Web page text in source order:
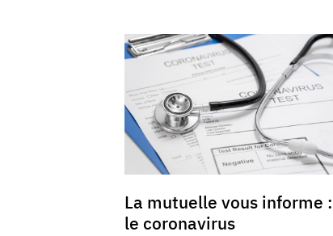
La mutuelle vous informe :
le coronavirus